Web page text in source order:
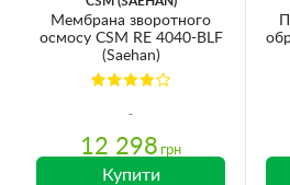
Мембрана зворотного
осмосу CSM RE 4040-BLF
(Saehan)
12 298 грн
Купити